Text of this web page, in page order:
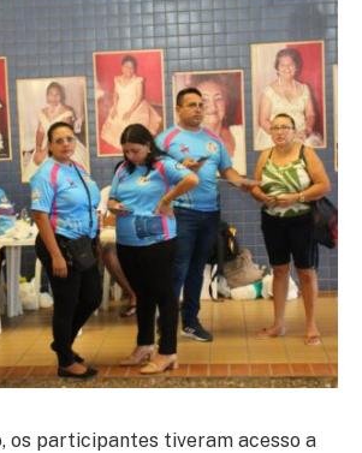
os participantes tiveram acesso a